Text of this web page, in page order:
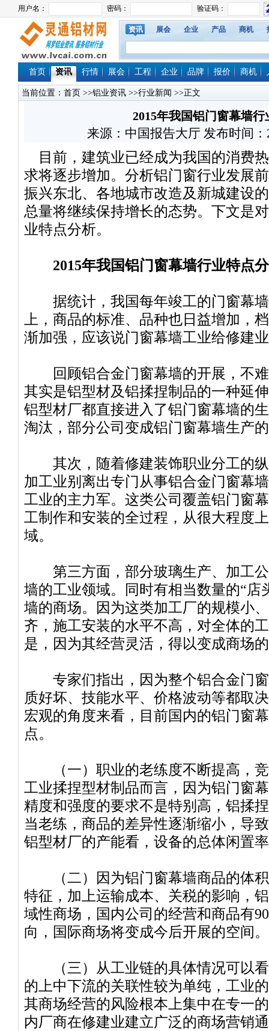
资讯 展会 企业 产品 商机
首页 资讯 行情 展会 工程 企业 品牌 报价 商机
当前位置： 首页 >>铝业资讯 >>行业新闻 >>正文
2015年我国铝门窗幕墙
来源：中国报告大厅 发布时间：
目前，建筑业已经成为我国的消费
求将逐步增加。分析铝门窗行业发展
振兴东北、各地城市改造及新城建设
总量将继续保持增长的态势。下文是
业特点分析。
2015年我国铝门窗幕墙行业特点
据统计，我国每年竣工的门窗幕墙
上，商品的标准、品种也日益增加，
渐加强，应该说门窗幕墙工业给修建
回顾铝合金门窗幕墙的开展，不难
其实是铝型材及铝揉捏制品的一种延
铝型材厂都直接进入了铝门窗幕墙的
淘汰，部分公司变成铝门窗幕墙生产
其次，随着修建装饰职业分工的纵
加工业别离出专门从事铝合金门窗幕
工业的主力军。这类公司覆盖铝门窗
工制作和安装的全过程，从很大程度
域。
第三方面，部分玻璃生产、加工公
墙的工业领域。同时有相当数量的“店
墙的商场。因为这类加工厂的规模小
齐，施工安装的水平不高，对全体的
是，因为其经营灵活，得以变成商场
专家们指出，因为整个铝合金门窗
质好坏、技能水平、价格波动等都取
宏观的角度来看，目前国内的铝门窗
点。
（一）职业的老练度不断提高，竞
工业揉捏型材制品而言，因为铝门窗
精度和强度的要求不是特别高，铝揉
当老练，商品的差异性逐渐缩小，导
铝型材厂的产能看，设备的总体闲置
（二）因为铝门窗幕墙商品的体积
特征，加上运输成本、关税的影响，
域性商场，国内公司的经营和商品有
向，国际商场将变成今后开展的空间。
（三）从工业链的具体情况可以看
的上中下流的关联性较为单纯，工业
其商场经营的风险根本上集中在专一
内厂商在修建业建立广泛的商场营销